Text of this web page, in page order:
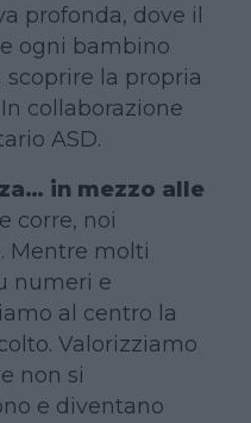
profonda, dove il
ogni bambino
la propria
collaborazione
ASD.
in mezzo alle
corre, noi
Mentre molti
numeri e
al centro la
Valorizziamo
non si
e diventano